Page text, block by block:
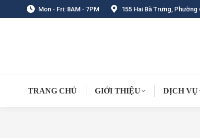
Mon - Fri: 8AM - 7PM 155 Hai Bà Trưng, Phường
TRANG CHỦ GIỚI THIỆU DỊCH VỤ